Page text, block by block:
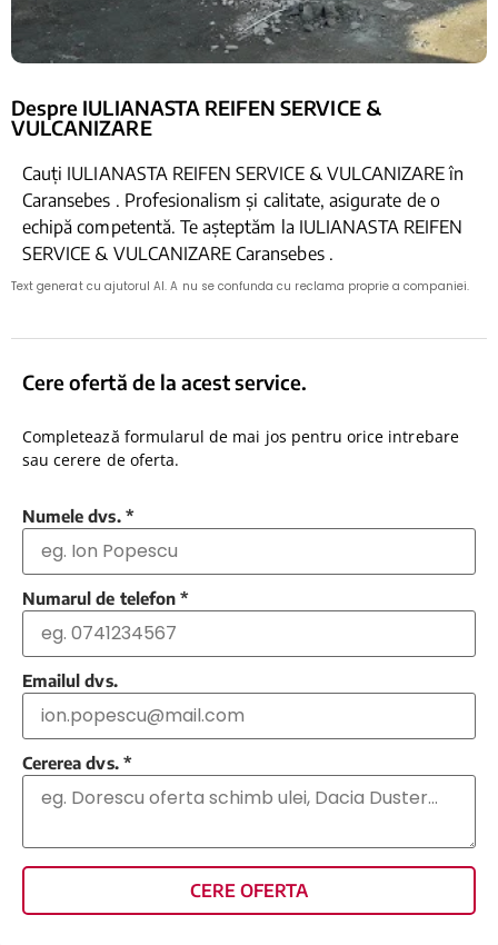
Despre IULIANASTA REIFEN SERVICE &
VULCANIZARE
Cauți IULIANASTA REIFEN SERVICE & VULCANIZARE în
Caransebes . Profesionalism și calitate, asigurate de o
echipă competentă. Te așteptăm la IULIANASTA REIFEN
SERVICE & VULCANIZARE Caransebes .
Text generat cu ajutorul AI. A nu se confunda cu reclama proprie a companiei.
Cere ofertă de la acest service.
Completează formularul de mai jos pentru orice intrebare
sau cerere de oferta.
Numele dvs. *
Numarul de telefon *
Emailul dvs.
Cererea dvs. *
CERE OFERTA